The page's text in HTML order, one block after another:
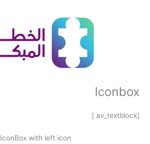
Iconbox
[av_textblock ]
IconBox with left icon